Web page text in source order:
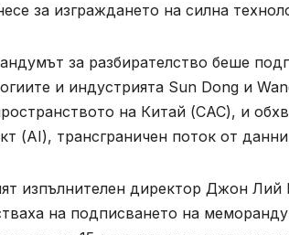
за изграждането на силна
за разбирателство беше
и индустрията Sun Dong и
на Китай (CAC), и
(AI), трансграничен поток от
изпълнителен директор Джон Лий
на подписването на